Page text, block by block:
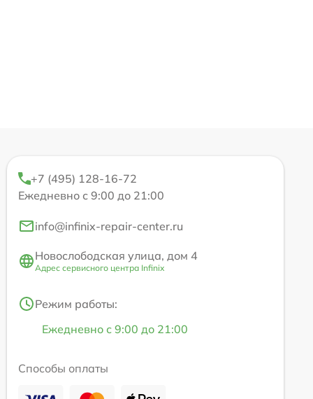
+7 (495) 128-16-72
Ежедневно с 9:00 до 21:00
info@infinix-repair-center.ru
Новослободская улица, дом 4
Адрес сервисного центра Infinix
Режим работы:
Ежедневно с 9:00 до 21:00
Способы оплаты